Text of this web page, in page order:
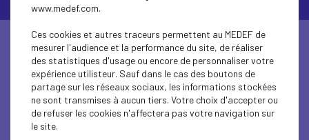
www.medef.com.
Ces cookies et autres traceurs permettent au MEDEF de
mesurer l'audience et la performance du site, de réaliser
des statistiques d'usage ou encore de personnaliser votre
expérience utilisteur. Sauf dans le cas des boutons de
partage sur les réseaux sociaux, les informations stockées
ne sont transmises à aucun tiers. Votre choix d'accepter ou
de refuser les cookies n'affectera pas votre navigation sur
le site.